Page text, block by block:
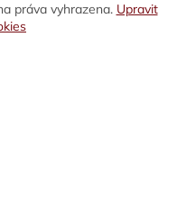
práva vyhrazena. Upravit